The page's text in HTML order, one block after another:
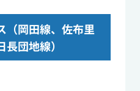
（岡田線、佐布里
団地線）